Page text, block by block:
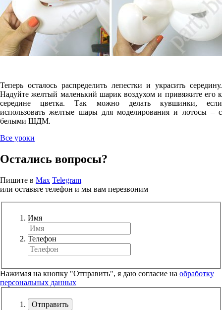
Теперь осталось распределить лепестки и украсить середину.
Надуйте желтый маленький шарик воздухом и привяжите его к
середине цветка. Так можно делать кувшинки, если
использовать желтые шары для моделирования и лотосы – с
белыми ШДМ.
Все уроки
Остались вопросы?
Пишите в Max Telegram
или оставьте телефон и мы вам перезвоним
Имя
Телефон
Нажимая на кнопку "Отправить", я даю согласие на обработку
персональных данных
Отправить